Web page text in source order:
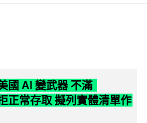
國 AI 變武器 不滿
正常存取 擬列實體清單作